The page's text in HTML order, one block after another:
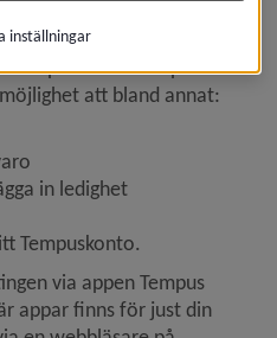
webb
i Tempus. Där
att bland annat:
in ledighet
Tempuskonto.
via appen Tempus
appar finns för just din
inställningar